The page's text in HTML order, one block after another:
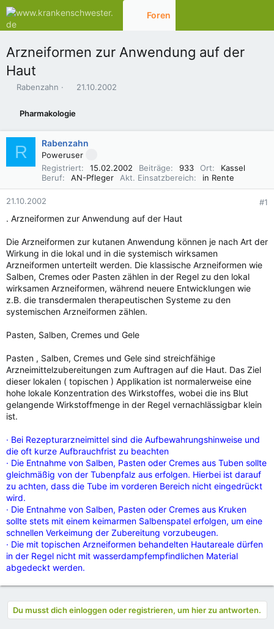
Foren
Arzneiformen zur Anwendung auf der
Haut
E
e
Rabenzahn
E
e
l
l
a
21.10.2002
Pharmakologie
R Rabenzahn
Poweruser
Registriert
15.02.2002 Beiträge 933 Ort
Kassel
Beruf
AN-Pfleger Akt. Einsatzbereich in Rente
21.10.2002 #1
. Arzneiformen zur Anwendung auf der Haut
Die Arzneiformen zur kutanen Anwendung können je nach Art der
Wirkung in die lokal und in die systemisch wirksamen
Arzneiformen unterteilt werden. Die klassische Arzneiformen wie
Salben, Cremes oder Pasten zählen in der Regel zu den lokal
wirksamen Arzneiformen, während neuere Entwicklungen wie
z.B. die transdermalen therapeutischen Systeme zu den
systemischen Arzneiformen zählen.
Pasten, Salben, Cremes und Gele
Pasten , Salben, Cremes und Gele sind streichfähige
Arzneimittelzubereitungen zum Auftragen auf die Haut. Das Ziel
dieser lokalen ( topischen ) Applikation ist normalerweise eine
hohe lokale Konzentration des Wirkstoffes, wobei die ins Blut
gelangende Wirkstoffmenge in der Regel vernachlässigbar klein
ist.
· Bei Rezepturarzneimittel sind die Aufbewahrungshinweise und
die oft kurze Aufbrauchfrist zu beachten
· Die Entnahme von Salben, Pasten oder Cremes aus Tuben sollte
gleichmäßig von der Tubenpfalz aus erfolgen. Hierbei ist darauf
zu achten, dass die Tube im vorderen Bereich nicht eingedrückt
wird.
· Die Entnahme von Salben, Pasten oder Cremes aus Kruken
sollte stets mit einem keimarmen Salbenspatel erfolgen, um eine
schnellen Verkeimung der Zubereitung vorzubeugen.
· Die mit topischen Arzneiformen behandelten Hautareale dürfen
in der Regel nicht mit wasserdampfempfindlichen Material
abgedeckt werden.
Du musst dich einloggen oder registrieren, um hier zu antworten.